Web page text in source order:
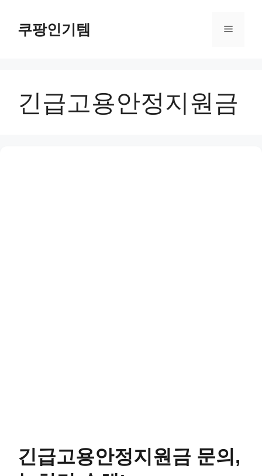
쿠팡인기템 메
긴급고용안정지원금
긴급고용안정지원금 문의,